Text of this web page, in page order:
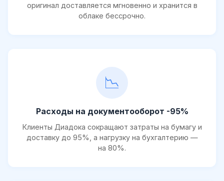
оригинал доставляется мгновенно и хранится в
облаке бессрочно.
📉
Расходы на документооборот -95%
Клиенты Диадока сокращают затраты на бумагу и
доставку до 95%, а нагрузку на бухгалтерию —
на 80%.